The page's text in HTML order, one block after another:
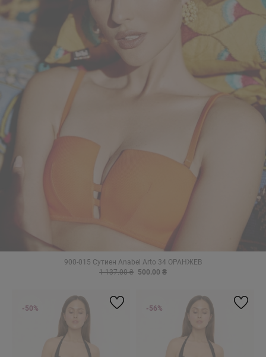
900-015 Сутиен Anabel Arto 34 ОРАНЖЕВ
1 137.00 ₴ 500.00 ₴
-50% -56%